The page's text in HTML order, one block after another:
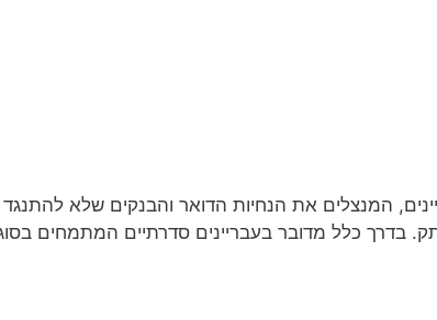
המנצלים את הנחיות הדואר והבנקים שלא להתנגד
בדרך כלל מדובר בעבריינים סדרתיים המתמחים